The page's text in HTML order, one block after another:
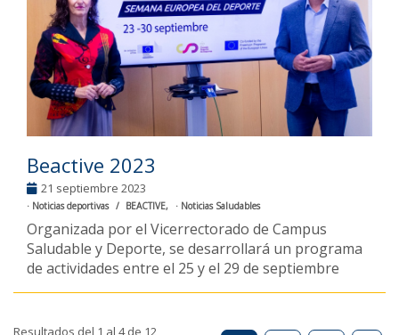
21 septiembre 2023
Noticias deportivas BEACTIVE Noticias Saludables
Beactive 2023
Organizada por el Vicerrectorado de Campus
Saludable y Deporte, se desarrollará un programa
de actividades entre el 25 y el 29 de septiembre
Resultados del 1 al 4 de 12